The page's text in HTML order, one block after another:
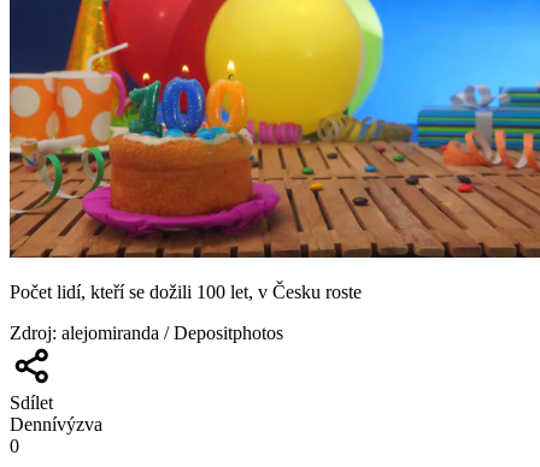
Počet lidí, kteří se dožili 100 let, v Česku roste
Zdroj: alejomiranda / Depositphotos
Sdílet
Dennívýzva
0